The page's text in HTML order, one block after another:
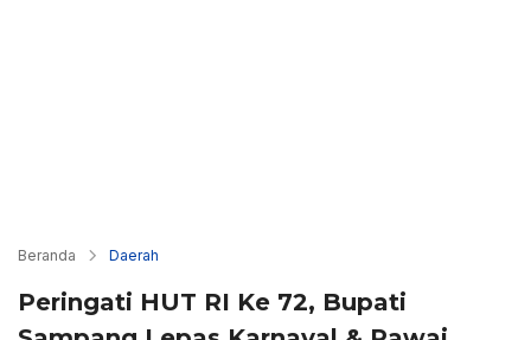
Beranda Daerah
Peringati HUT RI Ke 72, Bupati